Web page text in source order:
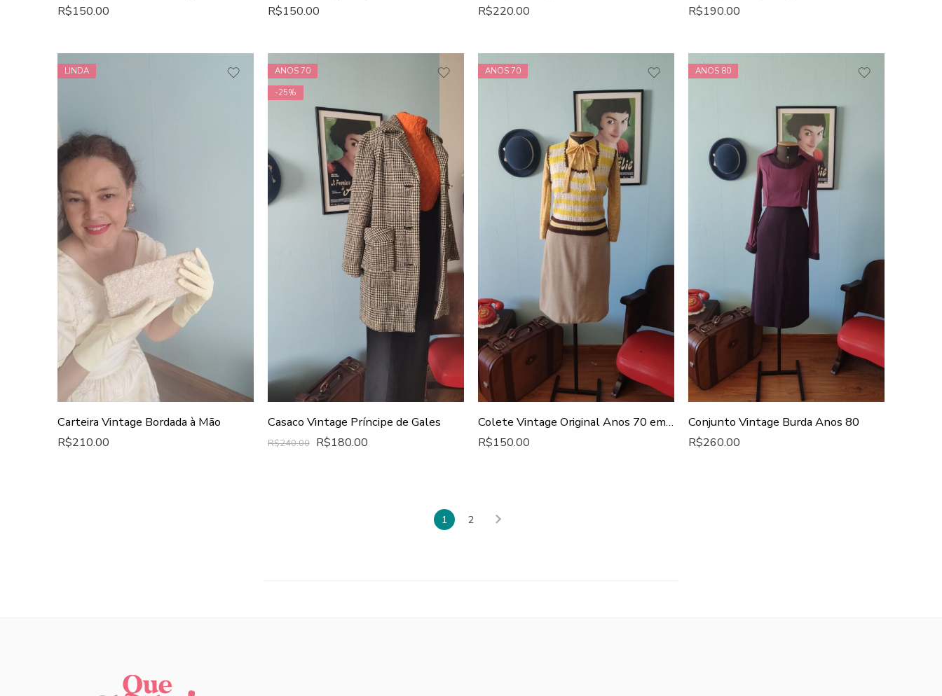
R$150.00 R$150.00 R$220.00 R$190.00
LINDA
Carteira Vintage Bordada à Mão
R$210.00
ANOS 70
-25%
Casaco Vintage Príncipe de Gales
R$240.00 R$180.00
ANOS 70
Colete Vintage Original Anos 70 em Crochê Feito à Mão
R$150.00
ANOS 80
Conjunto Vintage Burda Anos 80
R$260.00
1 2